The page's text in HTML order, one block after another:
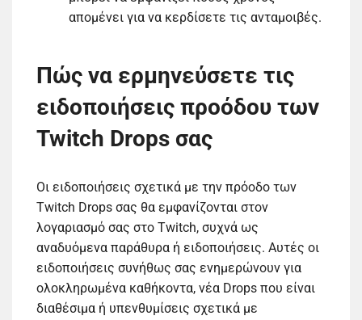
απομένει για να κερδίσετε τις ανταμοιβές.
Πώς να ερμηνεύσετε τις
ειδοποιήσεις προόδου των
Twitch Drops σας
Οι ειδοποιήσεις σχετικά με την πρόοδο των
Twitch Drops σας θα εμφανίζονται στον
λογαριασμό σας στο Twitch, συχνά ως
αναδυόμενα παράθυρα ή ειδοποιήσεις. Αυτές οι
ειδοποιήσεις συνήθως σας ενημερώνουν για
ολοκληρωμένα καθήκοντα, νέα Drops που είναι
διαθέσιμα ή υπενθυμίσεις σχετικά με